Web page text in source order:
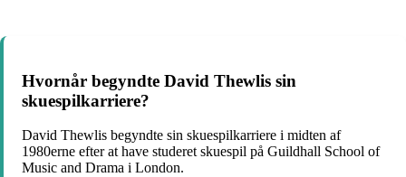
Hvornår begyndte David Thewlis sin
skuespilkarriere?
David Thewlis begyndte sin skuespilkarriere i midten af
1980erne efter at have studeret skuespil på Guildhall School of
Music and Drama i London.